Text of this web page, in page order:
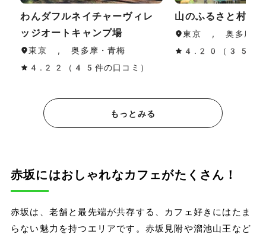
わんダフルネイチャーヴィレ
ッジオートキャンプ場
東京 , 奥多摩・青梅
4.22（45件の口コミ）
山のふるさと村キ
東京 , 奥多摩・
4.20（35件の
もっとみる
赤坂にはおしゃれなカフェがたくさん！
赤坂は、老舗と最先端が共存する、カフェ好きにはたま
らない魅力を持つエリアです。赤坂見附や溜池山王など